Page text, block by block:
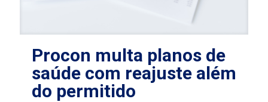
Procon multa planos de
saúde com reajuste além
do permitido